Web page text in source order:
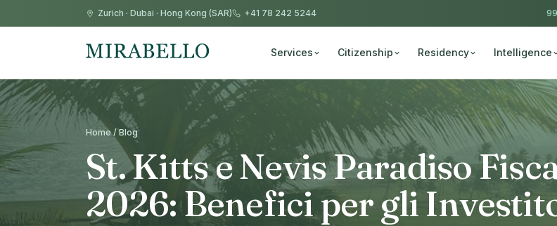
Zurich · Dubai · Hong Kong (SAR) +41 78 242 5244
Services Citizenship Residency Intelligence
Home / Blog
St. Kitts e Nevis Paradiso
2026: Benefici per gli